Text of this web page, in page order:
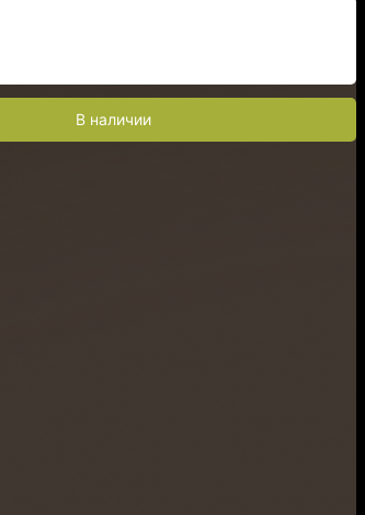
В наличии